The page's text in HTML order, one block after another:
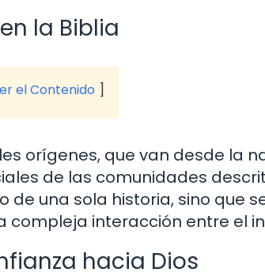
la Biblia
el Contenido
orígenes, que van desde la
de las comunidades
de una sola historia, sino que
interacción entre el
hacia Dios